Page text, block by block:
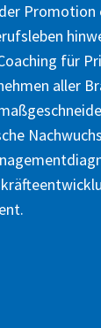
Promotion
für
aller